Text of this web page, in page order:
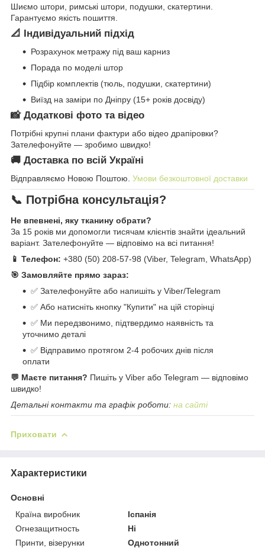
Шиємо штори, римські штори, подушки, скатертини.
Гарантуємо якість пошиття.
📐 Індивідуальний підхід
Розрахунок метражу під ваш карниз
Порада по моделі штор
Підбір комплектів (тюль, подушки, скатертини)
Виїзд на заміри по Дніпру (15+ років досвіду)
📸 Додаткові фото та відео
Потрібні крупні плани фактури або відео драпіровки?
Зателефонуйте — зробимо швидко!
🚚 Доставка по всій Україні
Відправляємо Новою Поштою. Умови безкоштовної доставки
📞 Потрібна консультація?
Не впевнені, яку тканину обрати?
За 15 років ми допомогли тисячам клієнтів знайти ідеальний
варіант. Зателефонуйте — відповімо на всі питання!
📱 Телефон: +380 (50) 208-57-98 (Viber, Telegram, WhatsApp)
🎯 Замовляйте прямо зараз:
✅ Зателефонуйте або напишіть у Viber/Telegram
✅ Або натисніть кнопку "Купити" на цій сторінці
✅ Ми передзвонимо, підтвердимо наявність та
уточнимо деталі
✅ Відправимо протягом 2-4 робочих днів після
оплати
💬 Маєте питання? Пишіть у Viber або Telegram — відповімо
швидко!
Детальні контакти та графік роботи: на сайті
Приховати
Характеристики
Основні
Країна виробник
Іспанія
Огнезащитность
Ні
Принти, візерунки
Однотонний